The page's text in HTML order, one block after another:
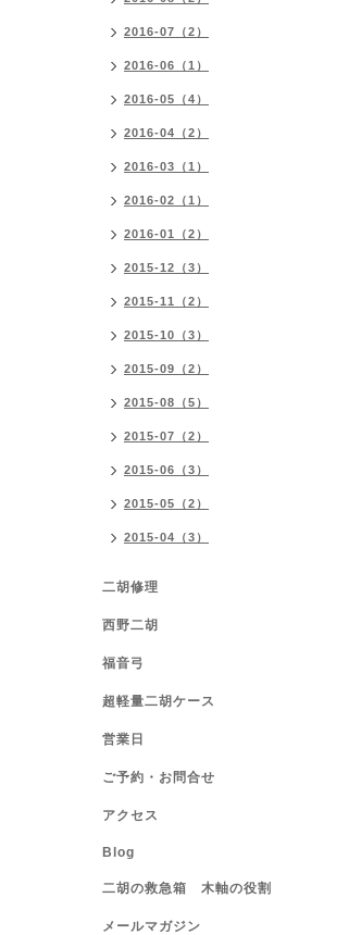
2016-07（2）
2016-06（1）
2016-05（4）
2016-04（2）
2016-03（1）
2016-02（1）
2016-01（2）
2015-12（3）
2015-11（2）
2015-10（3）
2015-09（2）
2015-08（5）
2015-07（2）
2015-06（3）
2015-05（2）
2015-04（3）
二胡修理
西野二胡
福音弓
超軽量二胡ケース
営業日
ご予約・お問合せ
アクセス
Blog
二胡の救急箱 木軸の役割
メールマガジン